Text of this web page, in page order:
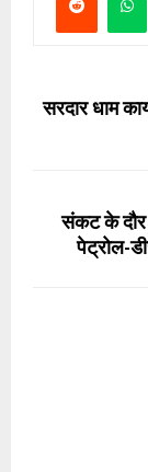
सरदार धाम
संकट के दौर
पेट्रोल-